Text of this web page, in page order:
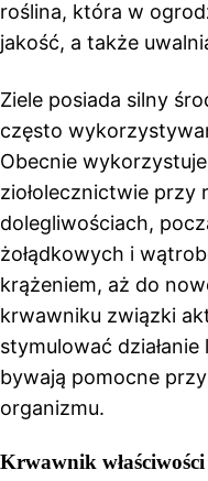
roślina, która w
jakość, a także
Ziele posiada silny
często
Obecnie
ziołolecznictwie
dolegliwościach,
żołądkowych i
krążeniem, aż do
krwawniku związki
stymulować
bywają pomocne
organizmu.
Krwawnik właściwości